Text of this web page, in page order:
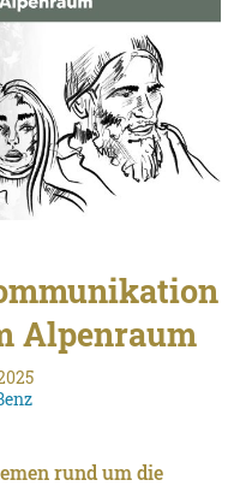
Alpenraum
rund um die